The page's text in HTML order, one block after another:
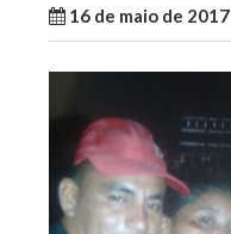
16 de maio de 2017